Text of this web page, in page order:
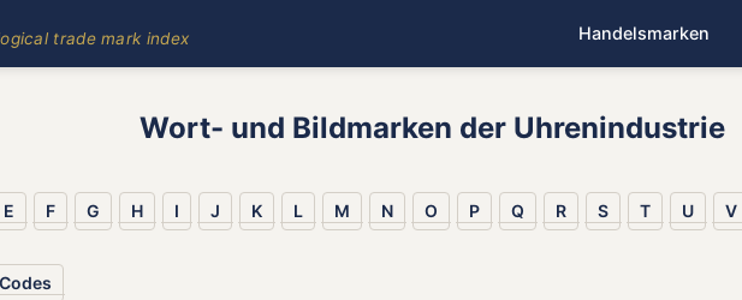
trade mark index Handelsmarken
Wort- und Bildmarken der Uhrenindustrie
E F G H I J K L M N O P Q R S T U V